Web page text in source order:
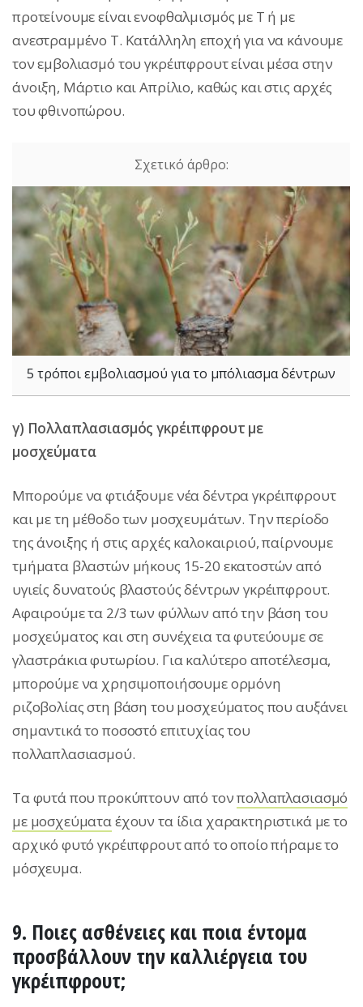
προτείνουμε είναι ενοφθαλμισμός με Τ ή με
ανεστραμμένο Τ. Κατάλληλη εποχή για να κάνουμε
τον εμβολιασμό του γκρέιπφρουτ είναι μέσα στην
άνοιξη, Μάρτιο και Απρίλιο, καθώς και στις αρχές
του φθινοπώρου.
5 τρόποι εμβολιασμού για το μπόλιασμα δέντρων
γ) Πολλαπλασιασμός γκρέιπφρουτ με
μοσχεύματα
Μπορούμε να φτιάξουμε νέα δέντρα γκρέιπφρουτ
και με τη μέθοδο των μοσχευμάτων. Την περίοδο
της άνοιξης ή στις αρχές καλοκαιριού, παίρνουμε
τμήματα βλαστών μήκους 15-20 εκατοστών από
υγιείς δυνατούς βλαστούς δέντρων γκρέιπφρουτ.
Αφαιρούμε τα 2/3 των φύλλων από την βάση του
μοσχεύματος και στη συνέχεια τα φυτεύουμε σε
γλαστράκια φυτωρίου. Για καλύτερο αποτέλεσμα,
μπορούμε να χρησιμοποιήσουμε ορμόνη
ριζοβολίας στη βάση του μοσχεύματος που αυξάνει
σημαντικά το ποσοστό επιτυχίας του
πολλαπλασιασμού.
Τα φυτά που προκύπτουν από τονπολλαπλασιασμό
με μοσχεύματαέχουν τα ίδια χαρακτηριστικά με το
αρχικό φυτό γκρέιπφρουτ από το οποίο πήραμε το
μόσχευμα.
9. Ποιες ασθένειες και ποια έντομα
προσβάλλουν την καλλιέργεια του
γκρέιπφρουτ;